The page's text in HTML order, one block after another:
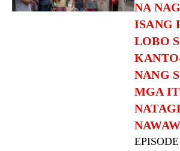
NA
ISANG
LOBO
NANG
MGA